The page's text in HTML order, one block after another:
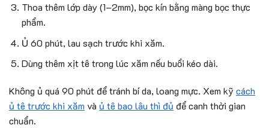
Thoa thêm lớp dày (1–2mm), bọc kín bằng màng bọc thực
phẩm.
Ủ 60 phút, lau sạch trước khi xăm.
Dùng thêm xịt tê trong lúc xăm nếu buổi kéo dài.
Không ủ quá 90 phút để tránh bí da, loang mực. Xem kỹcách
ủ tê trước khi xăm và ủ tê bao lâu thì đủ để canh thời gian
chuẩn.